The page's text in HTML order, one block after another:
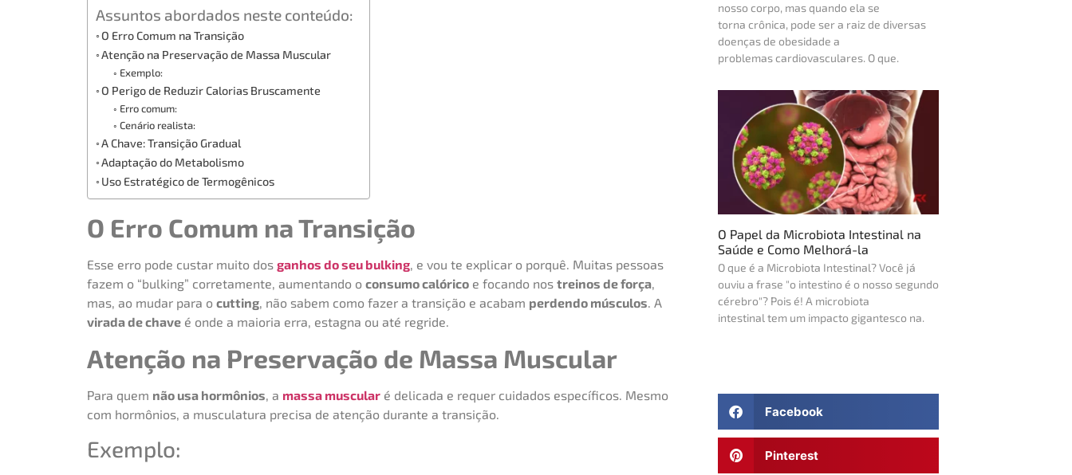
Assuntos abordados neste conteúdo:
O Erro Comum na Transição
Atenção na Preservação de Massa Muscular
Exemplo:
O Perigo de Reduzir Calorias Bruscamente
Erro comum:
Cenário realista:
A Chave: Transição Gradual
Adaptação do Metabolismo
Uso Estratégico de Termogênicos
O Erro Comum na Transição
Esse erro pode custar muito dos ganhos do seu bulking, e vou te explicar o porquê. Muitas pessoas
fazem o “bulking” corretamente, aumentando o consumo calóricoe focando nos treinos de força,
mas, ao mudar para o cutting, não sabem como fazer a transição e acabam perdendo músculos. A
virada de chaveé onde a maioria erra, estagna ou até regride.
Atenção na Preservação de Massa Muscular
Para quem não usa hormônios, a massa muscularé delicada e requer cuidados específicos. Mesmo
com hormônios, a musculatura precisa de atenção durante a transição.
Exemplo:
nosso corpo, mas quando ela se
torna crônica, pode ser a raiz de diversas
doenças de obesidade a
problemas cardiovasculares. O que.
O Papel da Microbiota Intestinal na
Saúde e Como Melhorá-la
O que é a Microbiota Intestinal? Você já
ouviu a frase "o intestino é o nosso segundo
cérebro"? Pois é! A microbiota
intestinal tem um impacto gigantesco na.
Facebook
Pinterest